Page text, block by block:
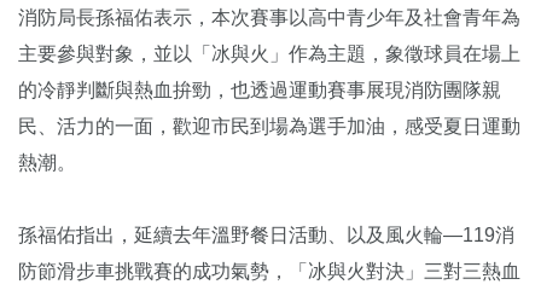
消防局長孫福佑表示，本次賽事以高中青少年及社會青年為
主要參與對象，並以「冰與火」作為主題，象徵球員在場上
的冷靜判斷與熱血拚勁，也透過運動賽事展現消防團隊親
民、活力的一面，歡迎市民到場為選手加油，感受夏日運動
熱潮。
孫福佑指出，延續去年溫野餐日活動、以及風火輪—119消
防節滑步車挑戰賽的成功氣勢，「冰與火對決」三對三熱血